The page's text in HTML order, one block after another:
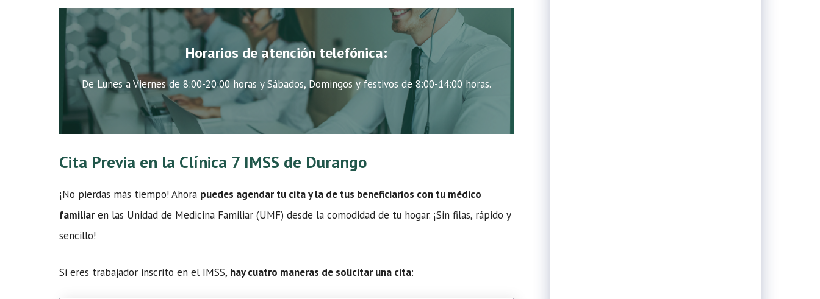
Horarios de atención telefónica:
De Lunes a Viernes de 8:00-20:00 horas y Sábados, Domingos y festivos de 8:00-14:00 horas.
Cita Previa en la Clínica 7 IMSS de Durango
¡No pierdas más tiempo! Ahora puedes agendar tu cita y la de tus beneficiarios con tu médico
familiar en las Unidad de Medicina Familiar (UMF) desde la comodidad de tu hogar. ¡Sin filas, rápido y
sencillo!
Si eres trabajador inscrito en el IMSS, hay cuatro maneras de solicitar una cita: